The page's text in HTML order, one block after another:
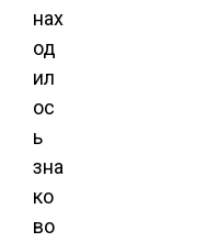
нах
од
ил
ос
ь
зна
ко
во